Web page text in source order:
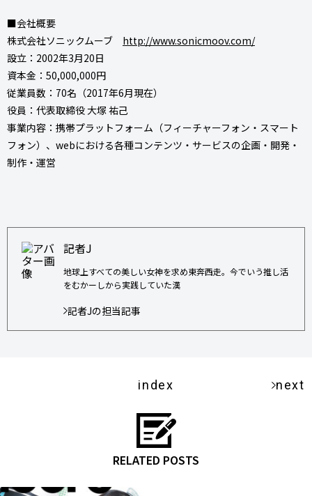
■会社概要
株式会社ソニックムーブ http://www.sonicmoov.com/
設立：2002年3月20日
資本金：50,000,000円
従業員数：70名（2017年6月現在）
役員：代表取締役 大塚 祐己
事業内容：携帯プラットフォーム（フィーチャーフォン・スマート
フォン）、webにおける各種コンテンツ・サービスの企画・開発・
制作・運営
記者J
地球上すべての美しい女神を求め東奔西走。今でいう推し活
をむかーしから実践していた漢
記者Jの担当記事
index next
RELATED POSTS